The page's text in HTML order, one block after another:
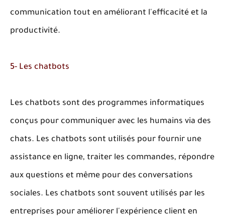
communication tout en améliorant l'efficacité et la
productivité.
5- Les chatbots
Les chatbots sont des programmes informatiques
conçus pour communiquer avec les humains via des
chats. Les chatbots sont utilisés pour fournir une
assistance en ligne, traiter les commandes, répondre
aux questions et même pour des conversations
sociales. Les chatbots sont souvent utilisés par les
entreprises pour améliorer l'expérience client en